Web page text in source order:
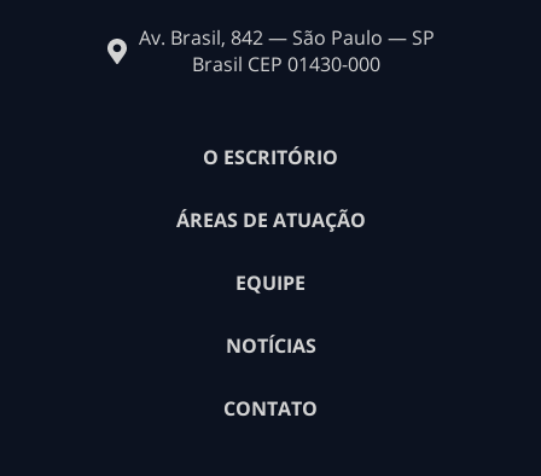
Av. Brasil, 842 — São Paulo — SP
Brasil CEP 01430-000
O ESCRITÓRIO
ÁREAS DE ATUAÇÃO
EQUIPE
NOTÍCIAS
CONTATO